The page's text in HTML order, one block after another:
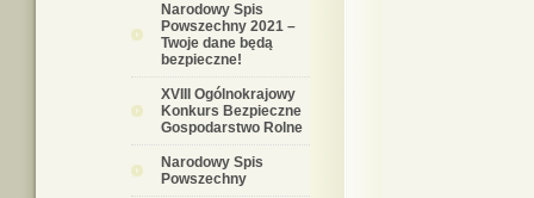
Narodowy Spis
Powszechny 2021 –
Twoje dane będą
bezpieczne!
XVIII Ogólnokrajowy
Konkurs Bezpieczne
Gospodarstwo Rolne
Narodowy Spis
Powszechny